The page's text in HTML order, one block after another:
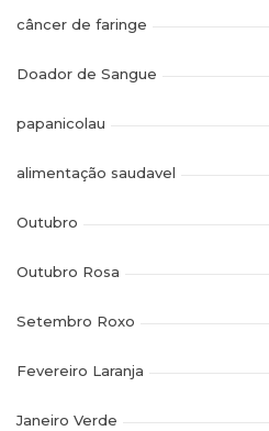
câncer de faringe
Doador de Sangue
papanicolau
alimentação saudavel
Outubro
Outubro Rosa
Setembro Roxo
Fevereiro Laranja
Janeiro Verde